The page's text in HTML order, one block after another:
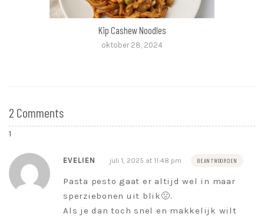
Kip Cashew Noodles
oktober 28, 2024
2 Comments
EVELIEN juli 1, 2025 at 11:48 pm BEANTWOORDEN
Pasta pesto gaat er altijd wel in maar
sperziebonen uit blik🤢.
Als je dan toch snel en makkelijk wilt